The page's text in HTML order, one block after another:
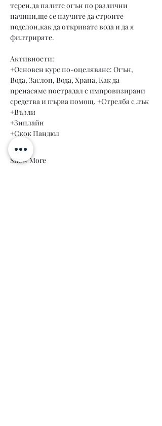
терен,да палите огън по различни
начини,ще се научите да строите
подслон,как да откривате вода и да я
филтрирате.
Активности:
+Основен курс по-оцеляване: Огън,
Вода, Заслон, Вода, Храна, Как да
пренасяме пострадал с импровизирани
средства и първа помощ. +Стрелба с лък
+Възли
+Зиплайн
+Скок Пандюл
Show More